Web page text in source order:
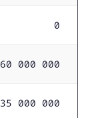
0
60 000 000
35 000 000